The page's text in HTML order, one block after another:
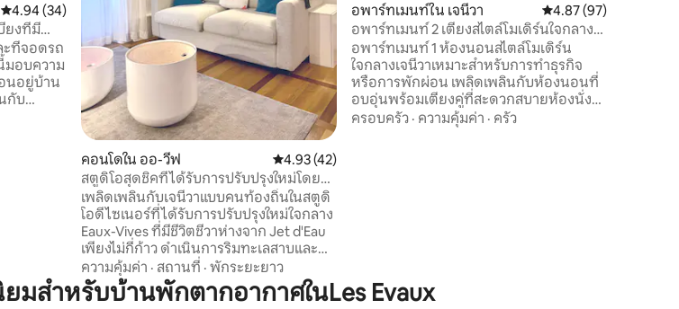
คะแนนเฉลี่ย 4.94 จาก 5, 34 รีวิว
4.94 (34)
ยงที่มี
ะที่จอดรถ
อบความ
นอยู่บ้าน
กับ
หมาะ
คอนโดใน ออ-วีฟ คะแนนเฉลี่ย 4.93 จาก 5, 42 รีวิว
4.93 (42)
สตูดิโอสุดชิคที่ได้รับการปรับปรุงใหม่โดย
Jet d'Eau ใน Eaux-Vives
เพลิดเพลินกับเจนีวาแบบคนท้องถิ่นในสตูดิ
โอดีไซเนอร์ที่ได้รับการปรับปรุงใหม่ใจกลาง
Eaux-Vives ที่มีชีวิตชีวาห่างจาก Jet d'Eau
เพียงไม่กี่ก้าว ดำเนินการริมทะเลสาบและ
สวนสาธารณะเดินไปยังร้านบูติคคาเฟ่โรง
ละครและโรงภาพยนตร์และผ่อนคลายอย่าง
มีสไตล์ด้วยห้องครัวเต็มรูปแบบห้องน้ำใหม่
ความคุ้มค่า · สถานที่ · พักระยะยาว
อพาร์ทเมนท์ใน เจนีวา คะแนนเฉลี่ย 4.87 จาก
4.87 (97)
อพาร์ทเมนท์ 2 เตียงสไตล์โมเดิร์นใจกลางเจ
นีวา
อพาร์ทเมนท์ 1 ห้องนอนสไตล์โมเดิร์น
ใจกลางเจนีวาเหมาะสำหรับการทำธุรกิจ
หรือการพักผ่อน เพลิดเพลินกับห้องนอนที่
อบอุ่นพร้อมเตียงคู่ที่สะดวกสบายห้องนั่ง
เล่นสว่างสดใสพร้อมโซฟาเปิดประทุน
สำหรับ 2 คนและทีวีห้องครัวที่มีอุปกรณ์ครบ
ครอบครัว · ความคุ้มค่า · ครัว
มสำหรับบ้านพักตากอากาศในLes Evaux